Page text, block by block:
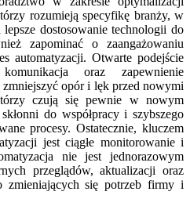
rozumieją specyfikę branży, w
dostosowanie technologii do
zapominać o zaangażowaniu
automatyzacji. Otwarte podejście
oraz zapewnienie
opór i lęk przed nowymi
czują się pewnie w nowym
do współpracy i szybszego
procesy. Ostatecznie, kluczem
jest ciągłe monitorowanie i
nie jest jednorazowym
przeglądów, aktualizacji oraz
zmieniających się potrzeb firmy i